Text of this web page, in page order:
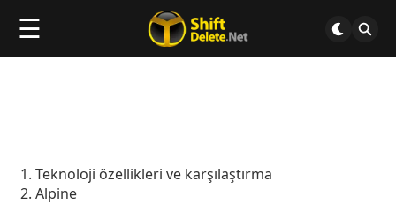
☰
Teknoloji özellikleri ve karşılaştırma
Alpine